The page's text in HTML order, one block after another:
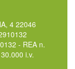
4 22046
- REA n.
i.v.